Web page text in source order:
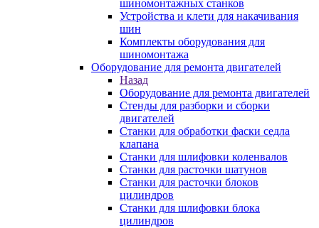
шиномонтажных станков
Устройства и клети для накачивания
шин
Комплекты оборудования для
шиномонтажа
Оборудование для ремонта двигателей
Назад
Оборудование для ремонта двигателей
Стенды для разборки и сборки
двигателей
Станки для обработки фаски седла
клапана
Станки для шлифовки коленвалов
Станки для расточки шатунов
Станки для расточки блоков
цилиндров
Станки для шлифовки блока
цилиндров